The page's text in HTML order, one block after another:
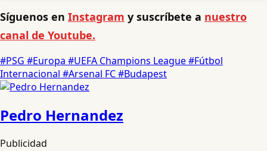
Síguenos en Instagram y suscríbete a nuestro
canal de Youtube.
#PSG #Europa #UEFA Champions League#Fútbol
Internacional #Arsenal FC#Budapest
Pedro Hernandez
Publicidad